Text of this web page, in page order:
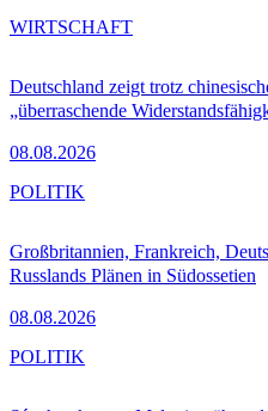
Deutschland zeigt trotz
„überraschende
08.08.2026
WIRTSCHAFT
Großbritannien, Frankreich,
Russlands Plänen in Südossetien
08.08.2026
POLITIK
POLITIK